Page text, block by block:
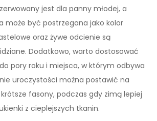
jest dla panny młodej, a
może być postrzegana jako kolor
oraz żywe odcienie są
Dodatkowo, warto dostosować
pory roku i miejsca, w którym odbywa
uroczystości można postawić na
fasony, podczas gdy zimą lepiej
z cieplejszych tkanin.